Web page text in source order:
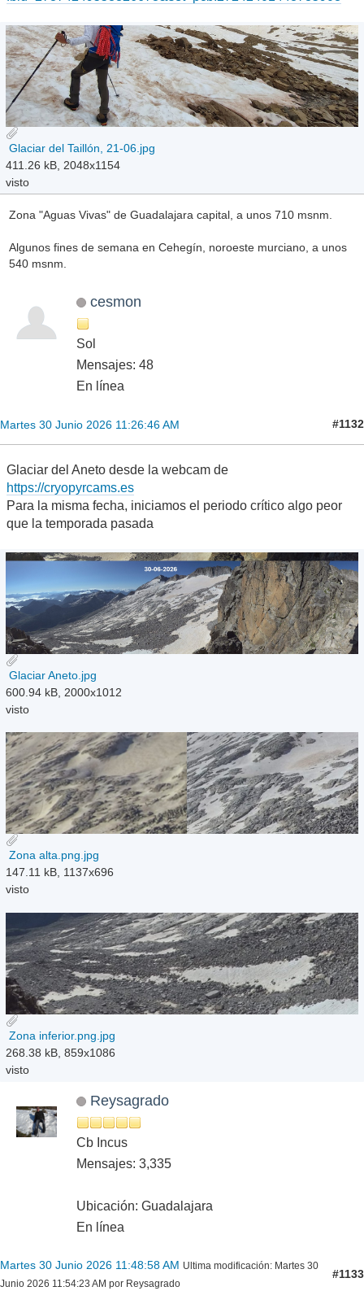
Glaciar del Taillón, 21-06.jpg
411.26 kB, 2048x1154
visto
Zona "Aguas Vivas" de Guadalajara capital, a unos 710 msnm.
Algunos fines de semana en Cehegín, noroeste murciano, a unos
540 msnm.
cesmon
Sol
Mensajes: 48
En línea
Martes 30 Junio 2026 11:26:46 AM #1132
Glaciar del Aneto desde la webcam de
https://cryopyrcams.es
Para la misma fecha, iniciamos el periodo crítico algo peor
que la temporada pasada
Glaciar Aneto.jpg
600.94 kB, 2000x1012
visto
Zona alta.png.jpg
147.11 kB, 1137x696
visto
Zona inferior.png.jpg
268.38 kB, 859x1086
visto
Reysagrado
Cb Incus
Mensajes: 3,335
Ubicación: Guadalajara
En línea
Martes 30 Junio 2026 11:48:58 AM Ultima modificación: Martes 30
Junio 2026 11:54:23 AM por Reysagrado
#1133